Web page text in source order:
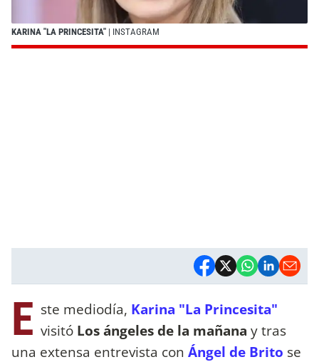
KARINA "LA PRINCESITA" | INSTAGRAM
E ste mediodía, Karina "La Princesita"
visitó Los ángeles de la mañana y tras
una extensa entrevista con Ángel de Brito se